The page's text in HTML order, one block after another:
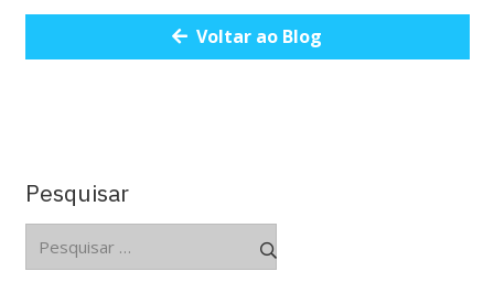
Voltar ao Blog
Pesquisar
Pesquisar
por: